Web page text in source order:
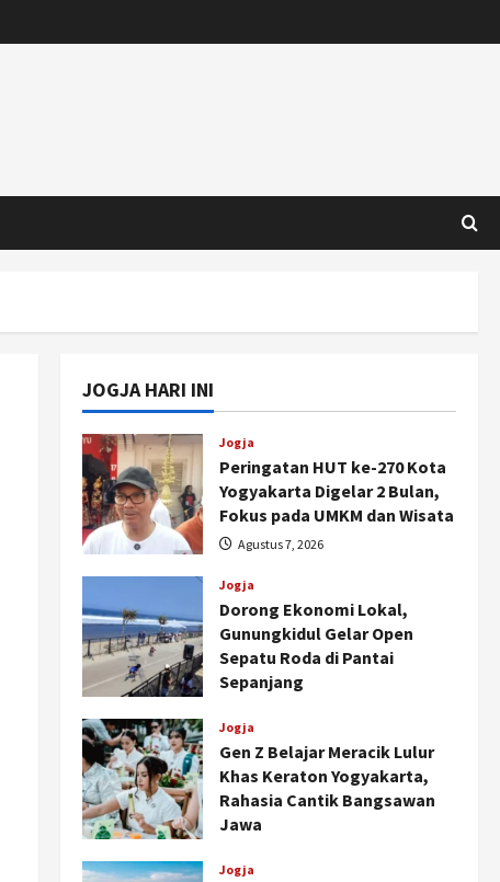
JOGJA HARI INI
Jogja
Peringatan HUT ke-270 Kota
Yogyakarta Digelar 2 Bulan,
Fokus pada UMKM dan Wisata
Agustus 7, 2026
Jogja
Dorong Ekonomi Lokal,
Gunungkidul Gelar Open
Sepatu Roda di Pantai
Sepanjang
Jogja
Gen Z Belajar Meracik Lulur
Khas Keraton Yogyakarta,
Rahasia Cantik Bangsawan
Jawa
Jogja